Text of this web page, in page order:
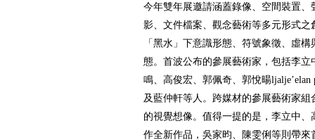
今年雙年展邀請涵蓋錄像、空間裝置
影、文件檔案、觀念藝術等多元形式
「黑水」下意識形態、符號象徵、虛
態。首波公布的參展藝術家，包括李
鳴、高俊宏、郭佩奇、郭悅暘ljalje’elan
及藍仲軒等人。跨媒材的參展藝術家
的視覺想像。值得一提的是，李立中
作全新作品，吳家昀、陳雯俐等則帶